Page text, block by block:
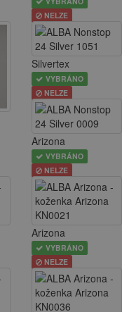
NELZE
Silvertex
VYBRÁNO
NELZE
Arizona
VYBRÁNO
NELZE
Arizona
VYBRÁNO
NELZE